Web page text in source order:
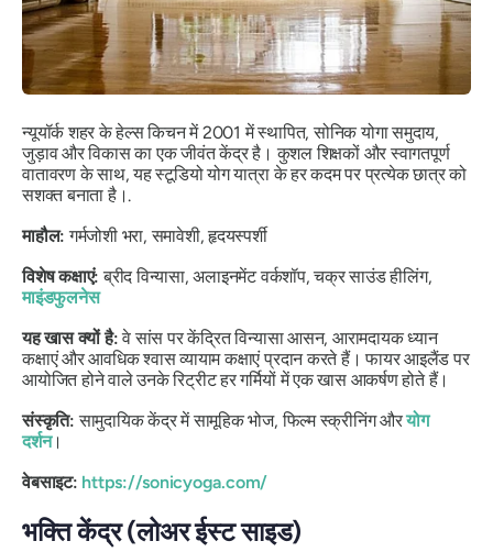
न्यूयॉर्क शहर के हेल्स किचन में 2001 में स्थापित, सोनिक योगा समुदाय,
जुड़ाव और विकास का एक जीवंत केंद्र है। कुशल शिक्षकों और स्वागतपूर्ण
वातावरण के साथ, यह स्टूडियो योग यात्रा के हर कदम पर प्रत्येक छात्र को
सशक्त बनाता है।.
माहौल: गर्मजोशी भरा, समावेशी, हृदयस्पर्शी
विशेष कक्षाएं: ब्रीद विन्यासा, अलाइनमेंट वर्कशॉप, चक्र साउंड हीलिंग,
माइंडफुलनेस
यह खास क्यों है:वे सांस पर केंद्रित विन्यासा आसन, आरामदायक ध्यान
कक्षाएं और आवधिक श्वास व्यायाम कक्षाएं प्रदान करते हैं। फायर आइलैंड पर
आयोजित होने वाले उनके रिट्रीट हर गर्मियों में एक खास आकर्षण होते हैं।
संस्कृति: सामुदायिक केंद्र में सामूहिक भोज, फिल्म स्क्रीनिंग औरयोग
दर्शन।
वेबसाइट: https://sonicyoga.com/
भक्ति केंद्र (लोअर ईस्ट साइड)